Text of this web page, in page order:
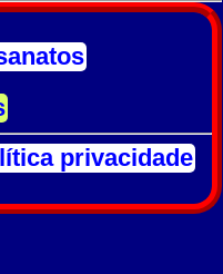
privacidade